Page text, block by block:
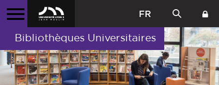
FR
Bibliothèques Universitaires